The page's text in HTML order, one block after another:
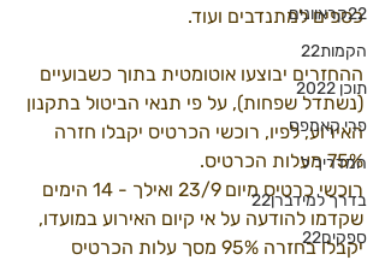
22קראוונים
הקמות22
תוכן 2022
פרי קאמפס
המדריך ל
בדרך למידברן22
ספקים22
כספים למתנדבים ועוד.
ההחזרים יבוצעו אוטומטית בתוך כשבועיים
(נשתדל שפחות), על פי תנאי הביטול בתקנון
האירוע, לפיו, רוכשי הכרטיס יקבלו חזרה
75% מעלות הכרטיס.
רוכשי כרטיס מיום 23/9 ואילך - 14 הימים
שקדמו להודעה על אי קיום האירוע במועדו,
יקבלו בחזרה 95% מסך עלות הכרטיס